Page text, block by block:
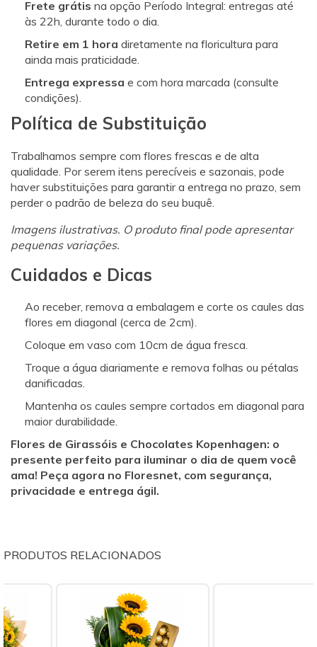
Frete grátis na opção Período Integral: entregas até
às 22h, durante todo o dia.
Retire em 1 hora diretamente na floricultura para
ainda mais praticidade.
Entrega expressa e com hora marcada (consulte
condições).
Política de Substituição
Trabalhamos sempre com flores frescas e de alta
qualidade. Por serem itens perecíveis e sazonais, pode
haver substituições para garantir a entrega no prazo, sem
perder o padrão de beleza do seu buquê.
Imagens ilustrativas. O produto final pode apresentar
pequenas variações.
Cuidados e Dicas
Ao receber, remova a embalagem e corte os caules das
flores em diagonal (cerca de 2cm).
Coloque em vaso com 10cm de água fresca.
Troque a água diariamente e remova folhas ou pétalas
danificadas.
Mantenha os caules sempre cortados em diagonal para
maior durabilidade.
Flores de Girassóis e Chocolates Kopenhagen: o
presente perfeito para iluminar o dia de quem você
ama! Peça agora no Floresnet, com segurança,
privacidade e entrega ágil.
PRODUTOS RELACIONADOS